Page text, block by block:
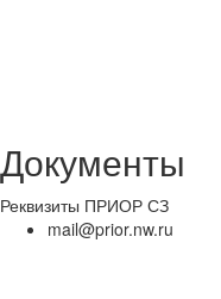
Документы
Реквизиты ПРИОР СЗ
mail@prior.nw.ru